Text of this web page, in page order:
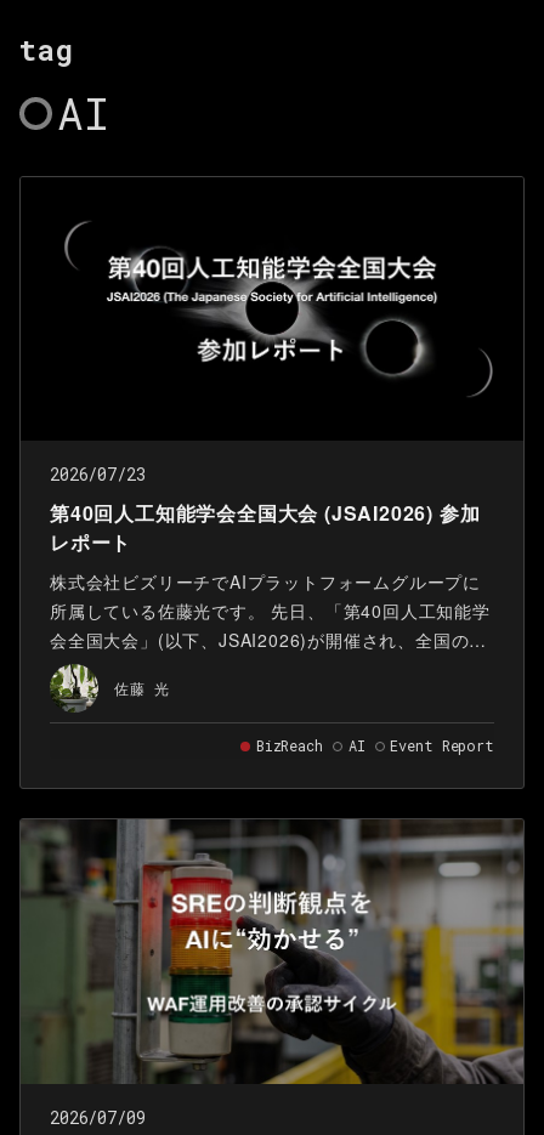
tag
AI
2026/07/23
第40回人工知能学会全国大会 (JSAI2026) 参加
レポート
株式会社ビズリーチでAIプラットフォームグループに
所属している佐藤光です。 先日、「第40回人工知能学
会全国大会」(以下、JSAI2026)が開催され、全国の大
学や研究機関、企業の研究者が一堂に会し、AIに関す
る研究発表が行われました。 ビズリーチはスポンサー
として、企業ブースで自社のデータとAIを活用した取
り組みを紹介しました。また、様々な分野の最新の研
究成果を聴講しました。本記事では、ブースでの取り
組みと、特に興味を惹かれた発表について紹介しま
す。
佐藤 光
BizReach AI Event Report
2026/07/09